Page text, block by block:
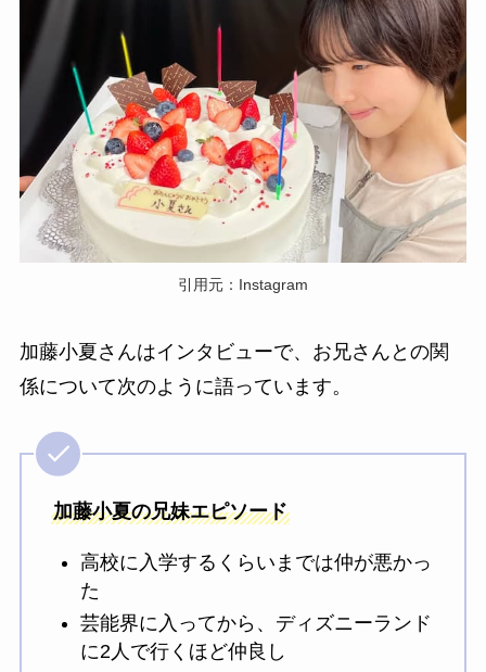
引用元：Instagram
加藤小夏さんはインタビューで、お兄さんとの関
係について次のように語っています。
加藤小夏の兄妹エピソード
高校に入学するくらいまでは仲が悪かっ
た
芸能界に入ってから、ディズニーランド
に2人で行くほど仲良し